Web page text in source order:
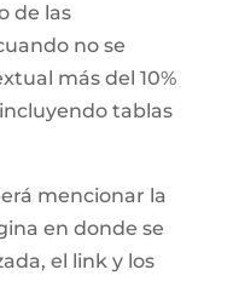
de las
no se
más del 10%
tablas
mencionar la
en donde se
el link y los